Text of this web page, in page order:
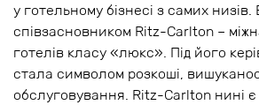
у готельному бізнесі з самих низів.
співзасновником Ritz-Carlton –
готелів класу «люкс». Під його
стала символом розкоші,
обслуговування. Ritz-Carlton нині